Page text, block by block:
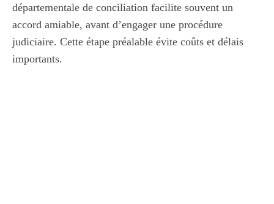
départementale de conciliation facilite souvent un
accord amiable, avant d’engager une procédure
judiciaire. Cette étape préalable évite coûts et délais
importants.